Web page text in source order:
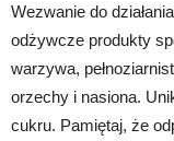
Wezwanie do
odżywcze produkty
warzywa,
orzechy i nasiona.
cukru. Pamiętaj, że